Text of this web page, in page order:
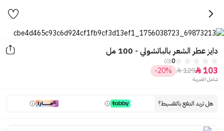
دايز عطر الشعر بالباتشولي - 100 مل
0
(0)
103

129

-20%
شامل الضريبة
هل تريد الدفع بالتقسيط؟